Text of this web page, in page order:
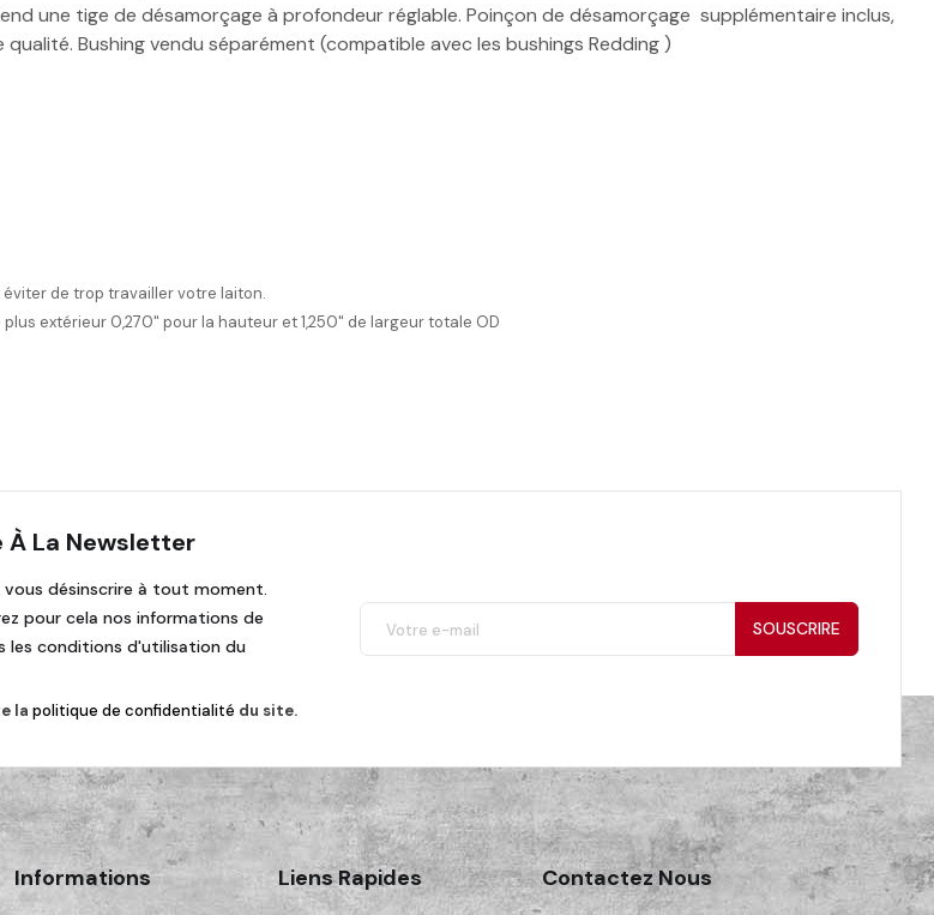
une tige de désamorçage à profondeur réglable. Poinçon de désamorçage supplémentaire inclus,
Bushing vendu séparément (compatible avec les bushings Redding )
de trop travailler votre laiton.
extérieur 0,270" pour la hauteur et 1,250" de largeur totale OD
À La Newsletter
vous désinscrire à tout moment.
pour cela nos informations de
les conditions d'utilisation du
la politique de confidentialité du site.
SOUSCRIRE
Informations Liens Rapides Contactez Nous